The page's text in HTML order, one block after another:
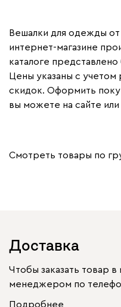
Вешалки для одежды от
интернет-магазине
каталоге
Цены указаны с
скидок. Оформить
вы можете на сайте
Смотреть товары по
Доставка
Чтобы заказать товар
менеджером по
Подробнее